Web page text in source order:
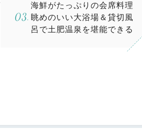
海鮮がたっぷりの会席料理
眺めのいい大浴場＆貸切風
呂で土肥温泉を堪能できる